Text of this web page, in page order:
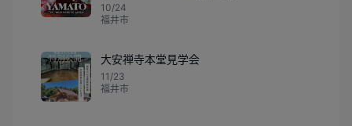
10/24
福井市
大安禅寺本堂見学会
11/23
福井市